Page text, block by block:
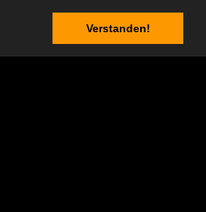
Verstanden!